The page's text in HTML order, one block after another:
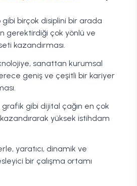
birçok disiplini bir arada
gerektirdiği çok yönlü ve
kazandırması.
sanattan kurumsal
geniş ve çeşitli bir kariyer
gibi dijital çağın en çok
yüksek istihdam
yaratıcı, dinamik ve
bir çalışma ortamı